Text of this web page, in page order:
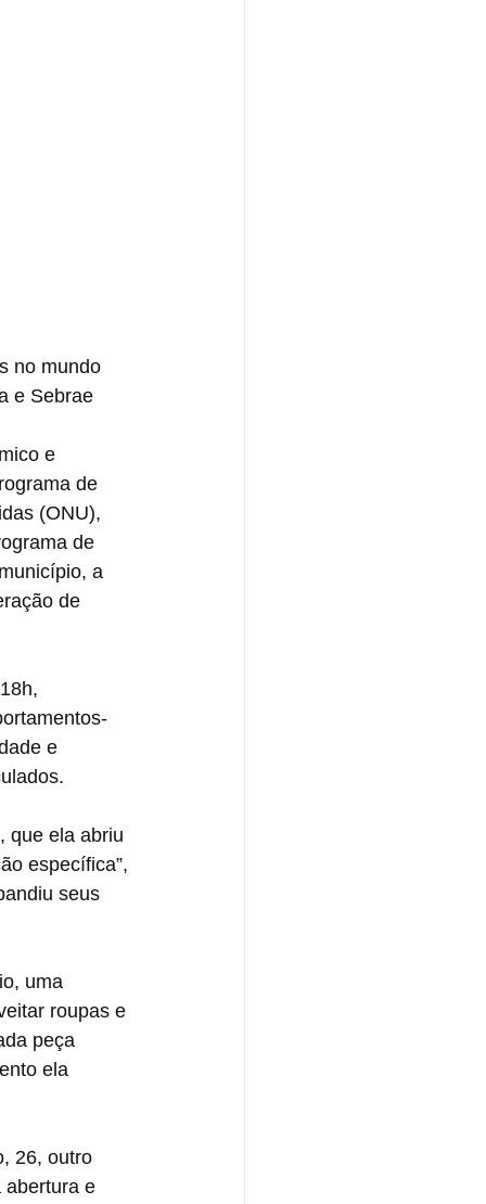
no mundo
e Sebrae
e
de
(ONU),
de
a
de
e
que ela abriu
específica”,
seus
uma
roupas e
peça
ela
26, outro
abertura e